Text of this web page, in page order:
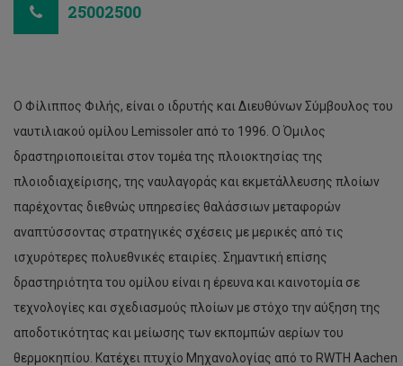
25002500
Ο Φίλιππος Φιλής, είναι ο ιδρυτής και Διευθύνων Σύμβουλος του
ναυτιλιακού ομίλου Lemissoler από το 1996. Ο Όμιλος
δραστηριοποιείται στον τομέα της πλοιοκτησίας της
πλοιοδιαχείρισης, της ναυλαγοράς και εκμετάλλευσης πλοίων
παρέχοντας διεθνώς υπηρεσίες θαλάσσιων μεταφορών
αναπτύσσοντας στρατηγικές σχέσεις με μερικές από τις
ισχυρότερες πολυεθνικές εταιρίες. Σημαντική επίσης
δραστηριότητα του ομίλου είναι η έρευνα και καινοτομία σε
τεχνολογίες και σχεδιασμούς πλοίων με στόχο την αύξηση της
αποδοτικότητας και μείωσης των εκπομπών αερίων του
θερμοκηπίου. Κατέχει πτυχίο Μηχανολογίας από το RWTH Aachen